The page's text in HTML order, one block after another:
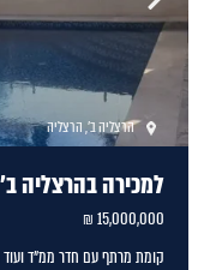
הרצליה ב',הרצליה
למכירה בהרצליה ב'
15,000,000 ₪
קומת מרתף עם חדר ממ"ד ועוד